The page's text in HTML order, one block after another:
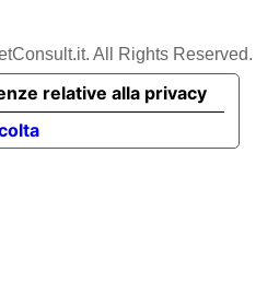
All Rights Reserved.
relative alla privacy